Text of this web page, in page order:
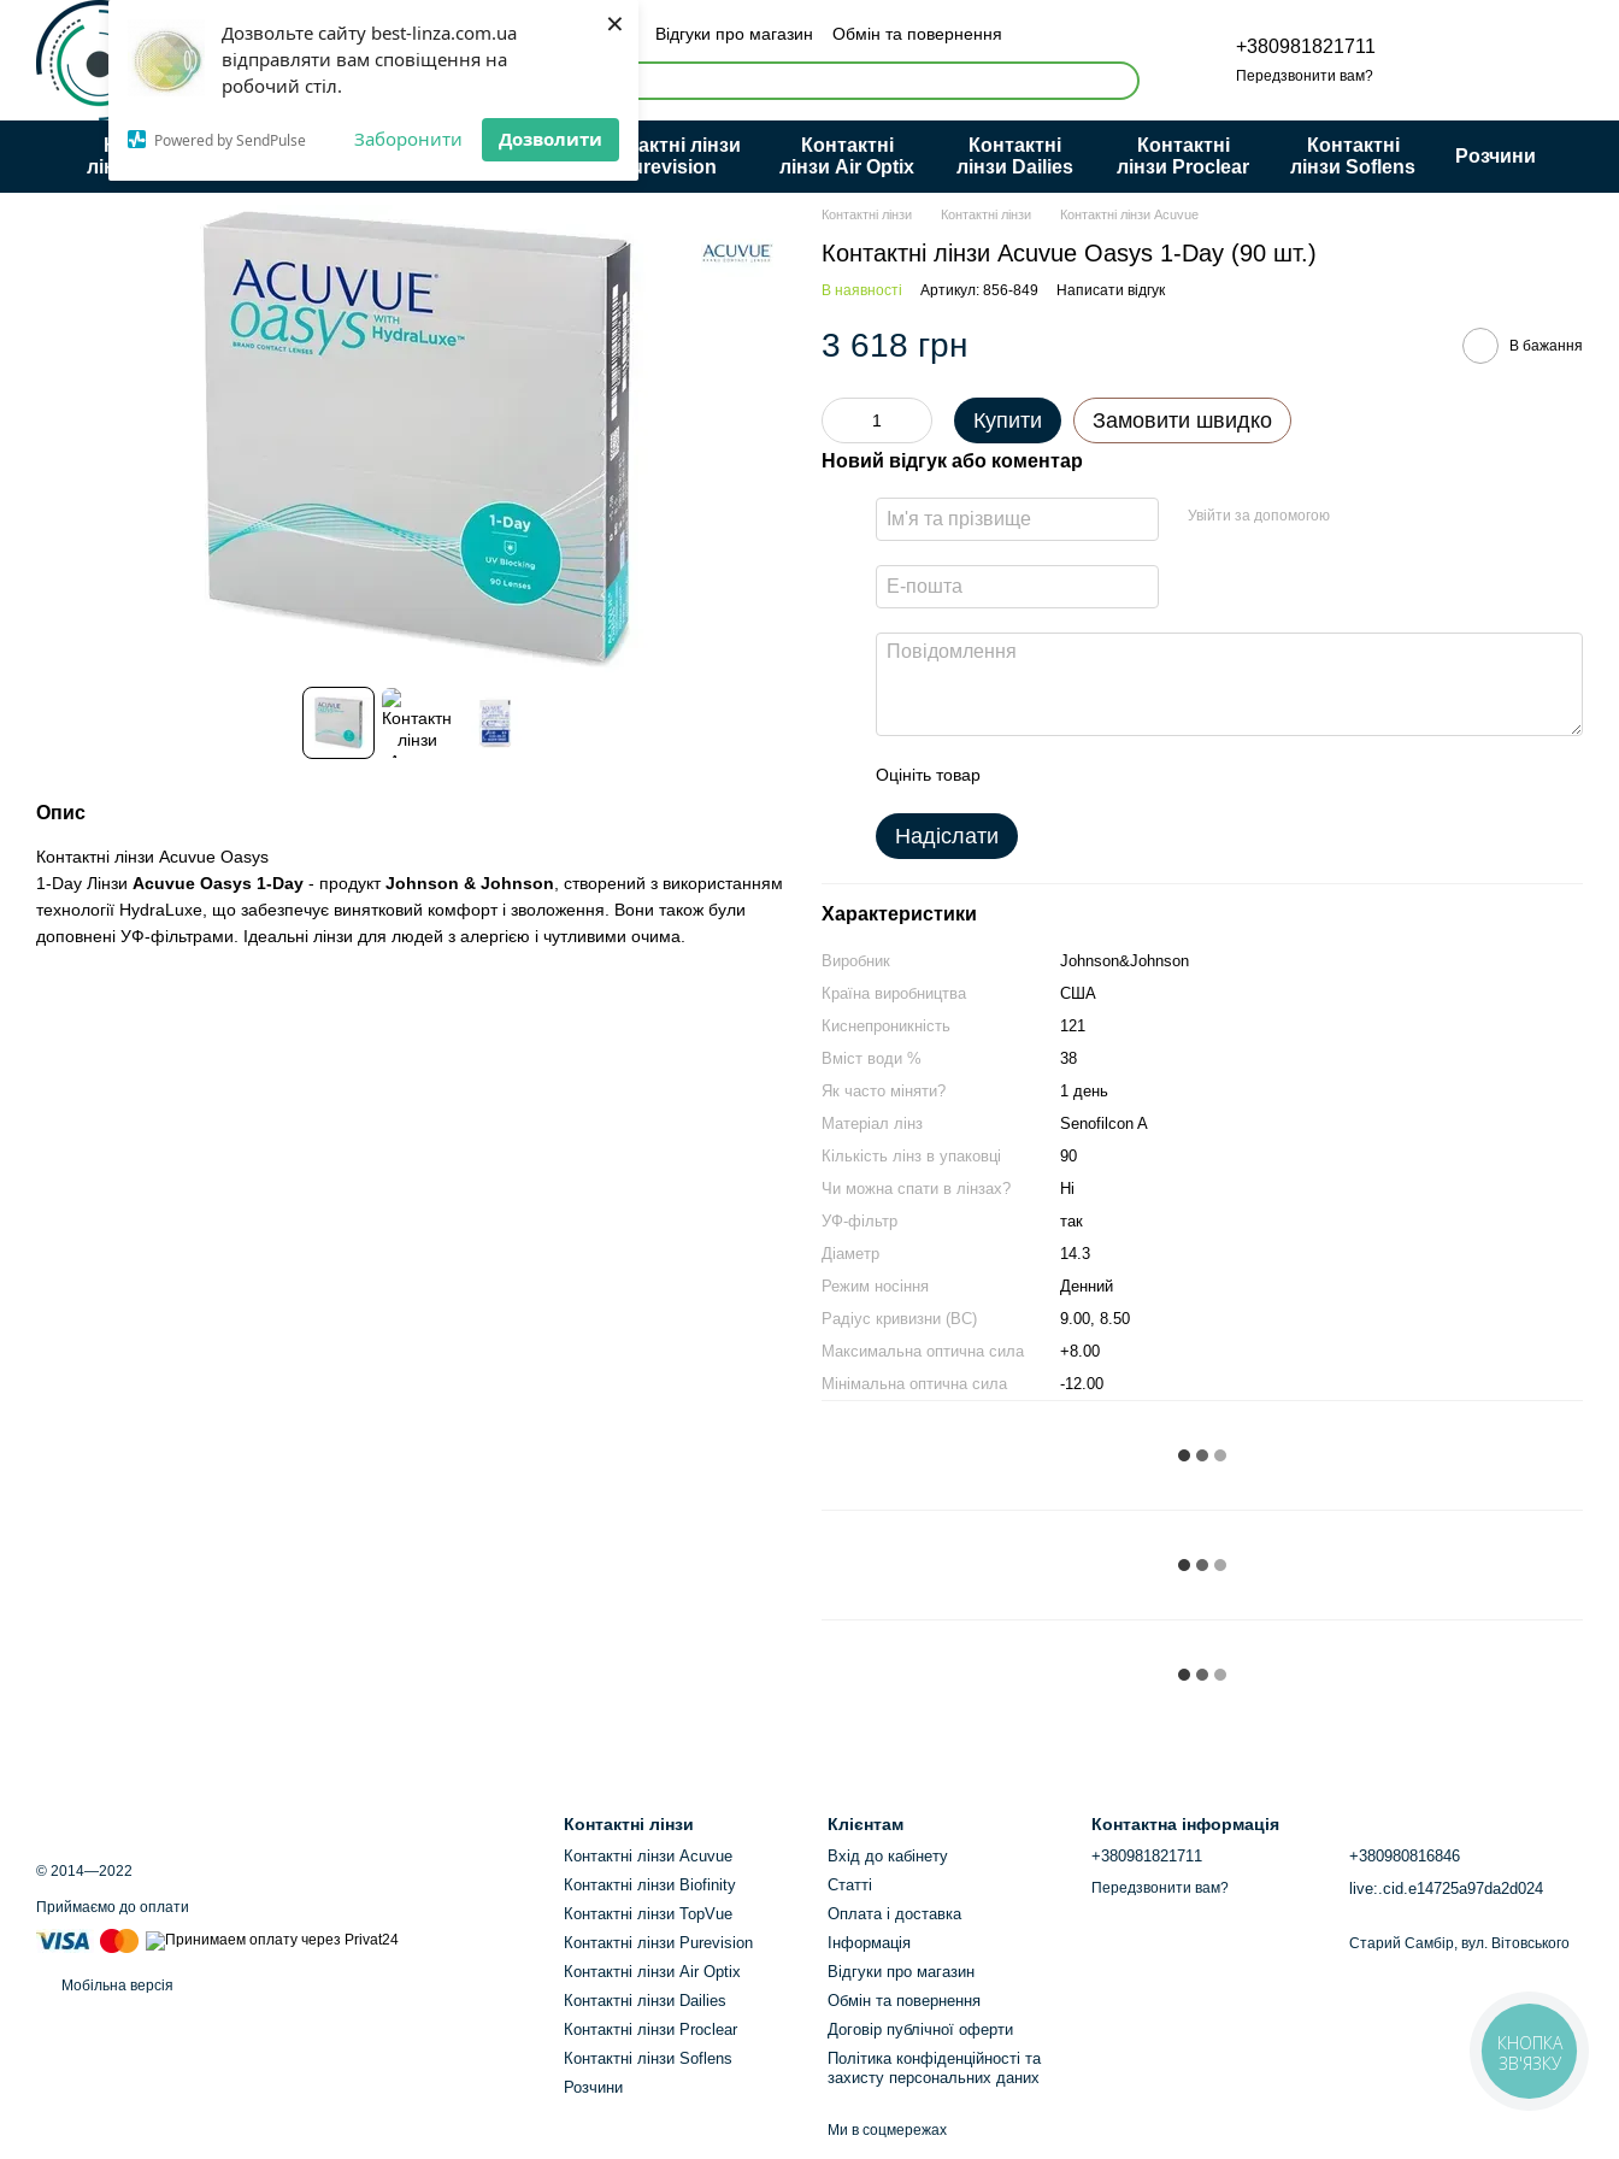
Дозвольте сайту best-linza.com.ua
відправляти вам сповіщення на
робочий стіл.
Powered by SendPulse Заборонити Дозволити
×
Перейти до основного контенту
Статті Оплата і доставка Інформація Відгуки про магазин
Обмін та повернення
Договір публічної оферти
Політика конфіденційності та захисту персональних даних
+380981821711
Передзвонити вам?
Контактні
лінзи Acuvue
Контактні
Контактні
лінзи TopVue
Контактні лінзи
Purevision
Контактні
лінзи Air Optix
Контактні
лінзи Dailies
Контактні
лінзи Proclear
Контактні
лінзи Soflens
Розчини
Опис
Контактні лінзи Acuvue Oasys
1-Day Лінзи Acuvue Oasys 1-Day - продуктJohnson & Johnson , створений з використанням
технології HydraLuxe, що забезпечує винятковий комфорт і зволоження. Вони також були
доповнені УФ-фільтрами. Ідеальні лінзи для людей з алергією і чутливими очима.
Контактні лінзи Контактні лінзи Контактні лінзи Acuvue
Контактні лінзи Acuvue Oasys 1-Day (90 шт.)
В наявності Артикул: 856-849 Написати відгук
3 618 грн В бажання
Купити Замовити швидко
Новий відгук або коментар
Увійти за допомогою
Оцініть товар
Надіслати
Характеристики
Виробник
Johnson&Johnson
Країна виробництва
США
Киснепроникність
121
Вміст води %
38
Як часто міняти?
1 день
Матеріал лінз
Senofilcon A
Кількість лінз в упаковці
90
Чи можна спати в лінзах?
Ні
УФ-фільтр
так
Діаметр
14.3
Режим носіння
Денний
Радіус кривизни (BC)
9.00, 8.50
Максимальна оптична сила
+8.00
Мінімальна оптична сила
-12.00
© 2014—2022
Приймаємо до оплати
Мобільна версія
Контактні лінзи
Контактні лінзи Acuvue
Контактні лінзи Biofinity
Контактні лінзи TopVue
Контактні лінзи Purevision
Контактні лінзи Air Optix
Контактні лінзи Dailies
Контактні лінзи Proclear
Контактні лінзи Soflens
Розчини
Клієнтам
Вхід до кабінету
Статті
Оплата і доставка
Інформація
Відгуки про магазин
Обмін та повернення
Договір публічної оферти
Політика конфіденційності та
захисту персональних даних
Ми в соцмережах
Контактна інформація
+380981821711
Передзвонити вам?
+380980816846
live:.cid.e14725a97da2d024
Старий Самбір, вул. Вітовського
КНОПКА
ЗВ'ЯЗКУ